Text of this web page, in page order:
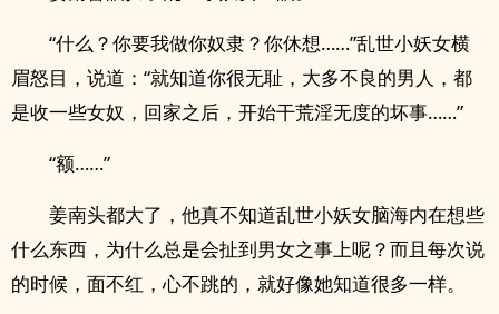
“什么？你要我做你奴隶？你休想……”乱世小妖女横
眉怒目，说道：“就知道你很无耻，大多不良的男人，都
是收一些女奴，回家之后，开始干荒淫无度的坏事……”
“额……”
姜南头都大了，他真不知道乱世小妖女脑海内在想些
什么东西，为什么总是会扯到男女之事上呢？而且每次说
的时候，面不红，心不跳的，就好像她知道很多一样。